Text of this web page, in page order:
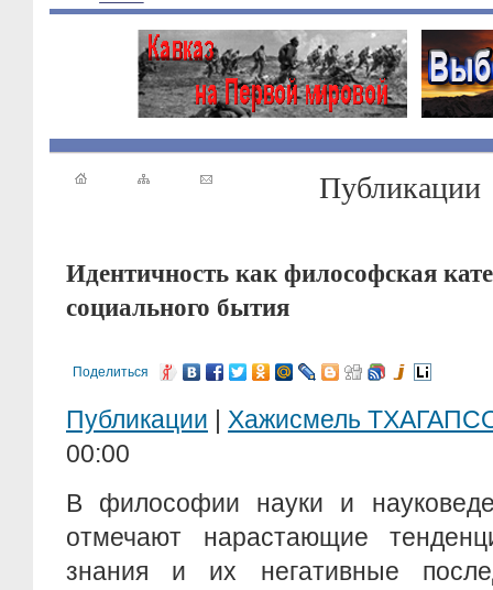
Публикации
Идентичность как философская
социального бытия
Поделиться
Публикации | Хажисмель
00:00
В философии науки и
отмечают нарастающие
знания и их негативные